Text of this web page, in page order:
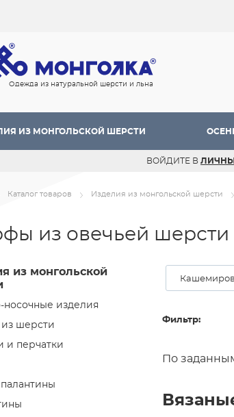
Одежда из натуральной шерсти и льна
ИЗ МОНГОЛЬСКОЙ ШЕРСТИ
ВОЙДИТЕ В
Каталог товаров Изделия из монгольской шерсти
из овечьей шерсти
из монгольской
носочные изделия
шерсти
и перчатки
Фильтр:
По